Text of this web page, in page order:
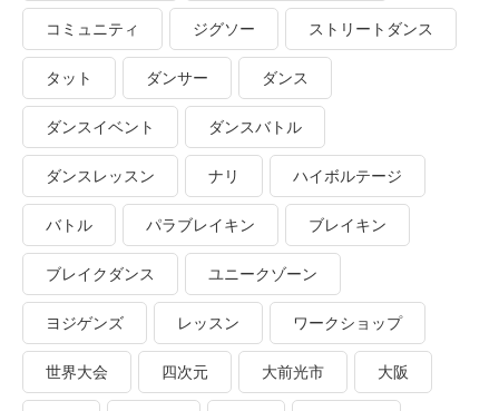
コミュニティ ジグソー ストリートダンス
タット ダンサー ダンス
ダンスイベント ダンスバトル
ダンスレッスン ナリ ハイボルテージ
バトル パラブレイキン ブレイキン
ブレイクダンス ユニークゾーン
ヨジゲンズ レッスン ワークショップ
世界大会 四次元 大前光市 大阪